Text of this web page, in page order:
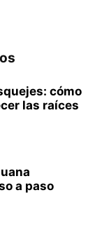
cómo
las raíces
a paso